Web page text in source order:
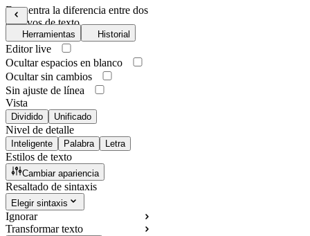
Encuentra la diferencia entre dos
archivos de texto
Herramientas Historial
Editor live
Ocultar espacios en blanco
Ocultar sin cambios
Sin ajuste de línea
Vista
Dividido Unificado
Nivel de detalle
Inteligente Palabra Letra
Estilos de texto
Cambiar apariencia
Resaltado de sintaxis
Elegir sintaxis
Ignorar
Transformar texto